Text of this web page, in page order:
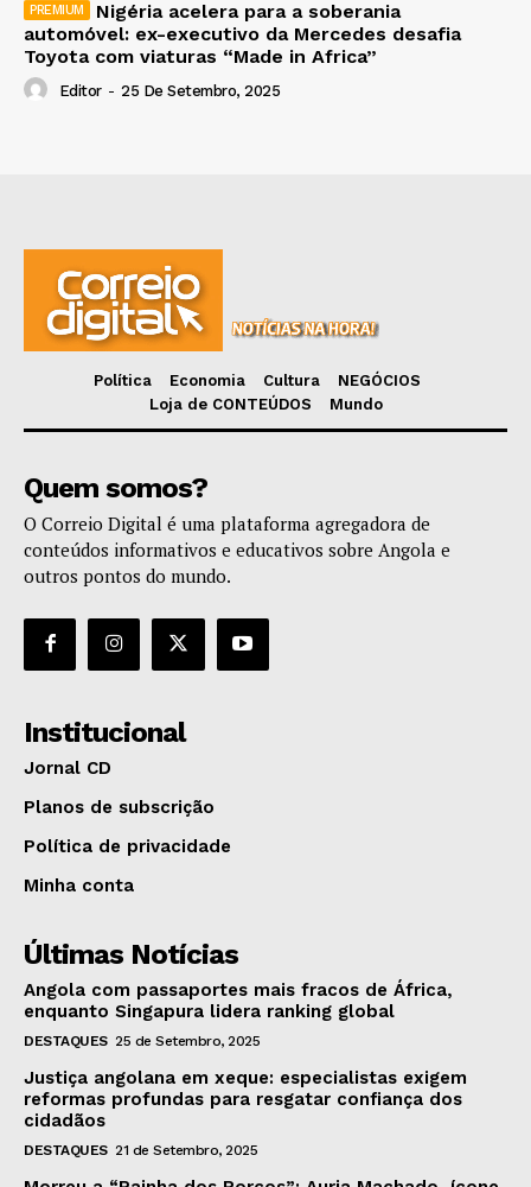
Nigéria acelera para a soberania
automóvel: ex-executivo da Mercedes desafia
Toyota com viaturas “Made in Africa”
Editor - 25 De Setembro, 2025
Política Economia Cultura
NEGÓCIOS
Loja de CONTEÚDOS
Mundo
Quem somos?
O Correio Digital é uma plataforma agregadora de
conteúdos informativos e educativos sobre Angola e
outros pontos do mundo.
Institucional
Jornal CD
Planos de subscrição
Política de privacidade
Minha conta
Últimas Notícias
Angola com passaportes mais fracos de África,
enquanto Singapura lidera ranking global
DESTAQUES 25 de Setembro, 2025
Justiça angolana em xeque: especialistas exigem
reformas profundas para resgatar confiança dos
cidadãos
DESTAQUES 21 de Setembro, 2025